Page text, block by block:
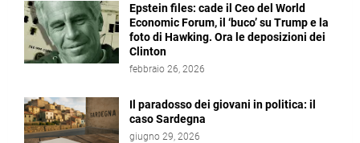
Epstein files: cade il Ceo del World
Economic Forum, il ‘buco’ su Trump e la
foto di Hawking. Ora le deposizioni dei
Clinton
febbraio 26, 2026
Il paradosso dei giovani in politica: il
caso Sardegna
giugno 29, 2026